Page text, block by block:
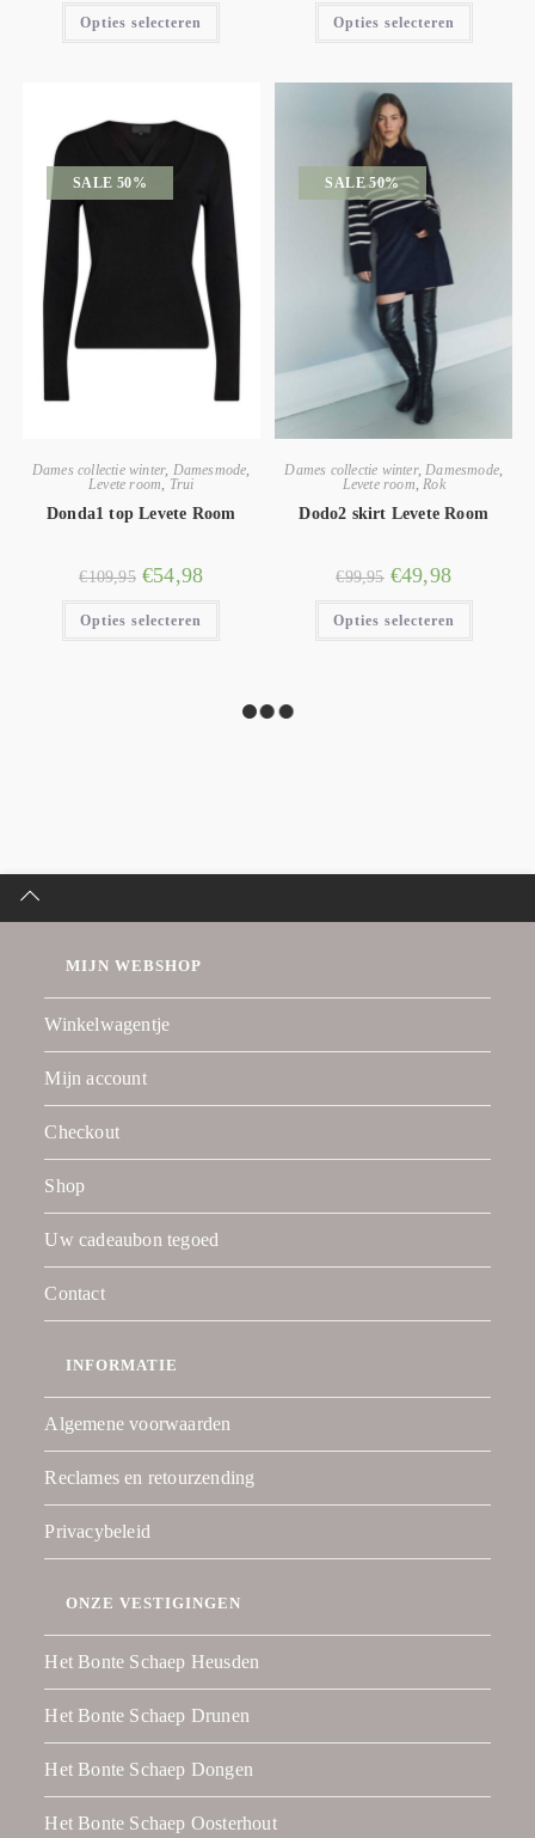
Opties selecteren Opties selecteren
SALE 50%
Dames collectie winter, Damesmode,
Levete room, Trui
Donda1 top Levete Room
€109,95 €54,98
Opties selecteren
SALE 50%
Dames collectie winter,Damesmode,
Levete room,Rok
Dodo2 skirt Levete Room
€99,95 €49,98
Opties selecteren
MIJN WEBSHOP
Winkelwagentje
Mijn account
Checkout
Shop
Uw cadeaubon tegoed
Contact
INFORMATIE
Algemene voorwaarden
Reclames en retourzending
Privacybeleid
ONZE VESTIGINGEN
Het Bonte Schaep Heusden
Het Bonte Schaep Drunen
Het Bonte Schaep Dongen
Het Bonte Schaep Oosterhout